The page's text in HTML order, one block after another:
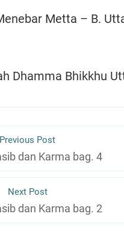
Metta – B.
Dhamma Bhikkhu
Previous Post
dan Karma bag. 4
Next Post
dan Karma bag. 2